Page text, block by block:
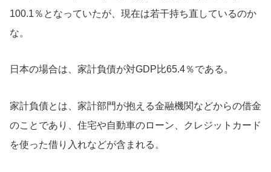
100.1％となっていたが、現在は若干持ち直しているのか
な。
日本の場合は、家計負債が対GDP比65.4％である。
家計負債とは、家計部門が抱える金融機関などからの借金
のことであり、住宅や自動車のローン、クレジットカード
を使った借り入れなどが含まれる。